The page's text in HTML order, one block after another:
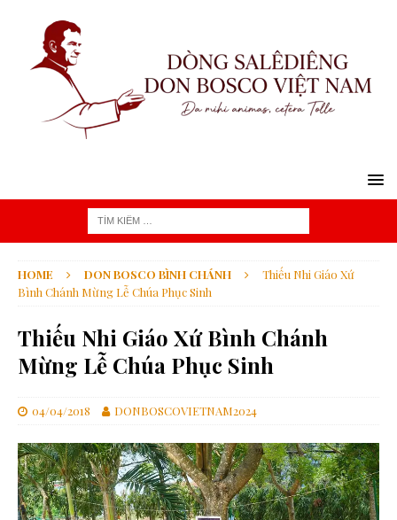
HOME DON BOSCO BÌNH CHÁNH
Thiếu Nhi Giáo Xứ
Bình Chánh Mừng Lễ Chúa Phục Sinh
Thiếu Nhi Giáo Xứ Bình Chánh
Mừng Lễ Chúa Phục Sinh
04/04/2018 DONBOSCOVIETNAM2024